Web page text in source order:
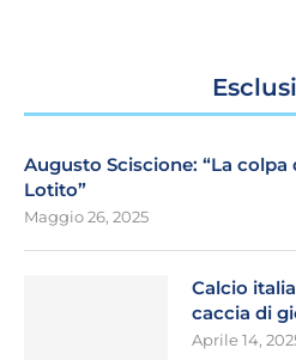
Augusto Sciscione: “La
Lotito”
Maggio 26, 2025
Calcio
caccia di
Aprile 14,